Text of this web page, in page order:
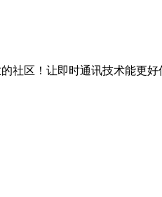
社区！让即时通讯技术能更好